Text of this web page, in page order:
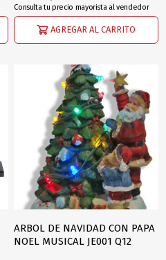
AGREGAR AL CARRITO
Consulta tu precio mayorista al vendedor
ARBOL DE NAVIDAD CON PAPA
NOEL MUSICAL JE001 Q12